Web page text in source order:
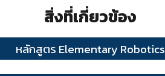
สิ่งที่เกี่ยวข้อง
หลักสูตร Elementary Robotics